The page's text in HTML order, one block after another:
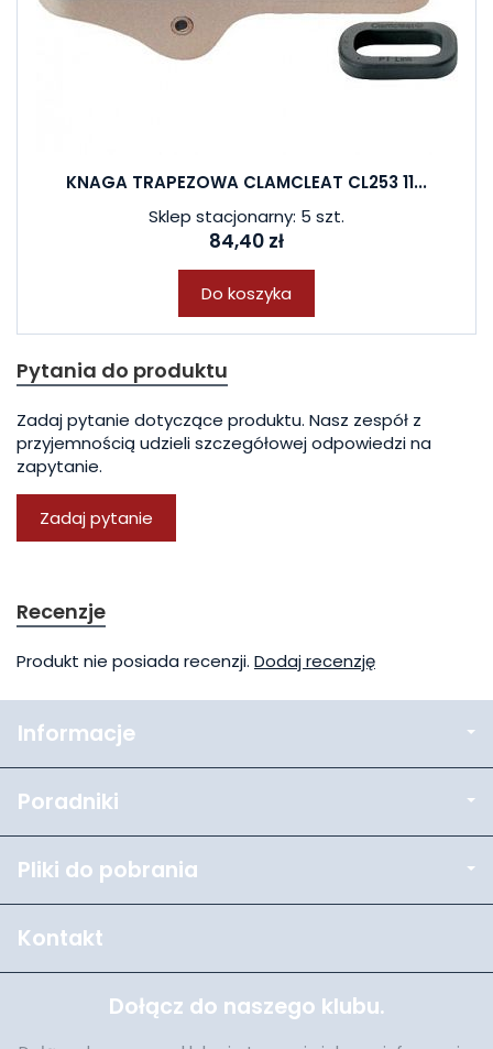
KNAGA TRAPEZOWA CLAMCLEAT CL253 11...
Sklep stacjonarny: 5 szt.
84,40 zł
Do koszyka
Pytania do produktu
Zadaj pytanie dotyczące produktu. Nasz zespół z
przyjemnością udzieli szczegółowej odpowiedzi na
zapytanie.
Zadaj pytanie
Recenzje
Produkt nie posiada recenzji. Dodaj recenzję
Informacje
Poradniki
Pliki do pobrania
Kontakt
Dołącz do naszego klubu.